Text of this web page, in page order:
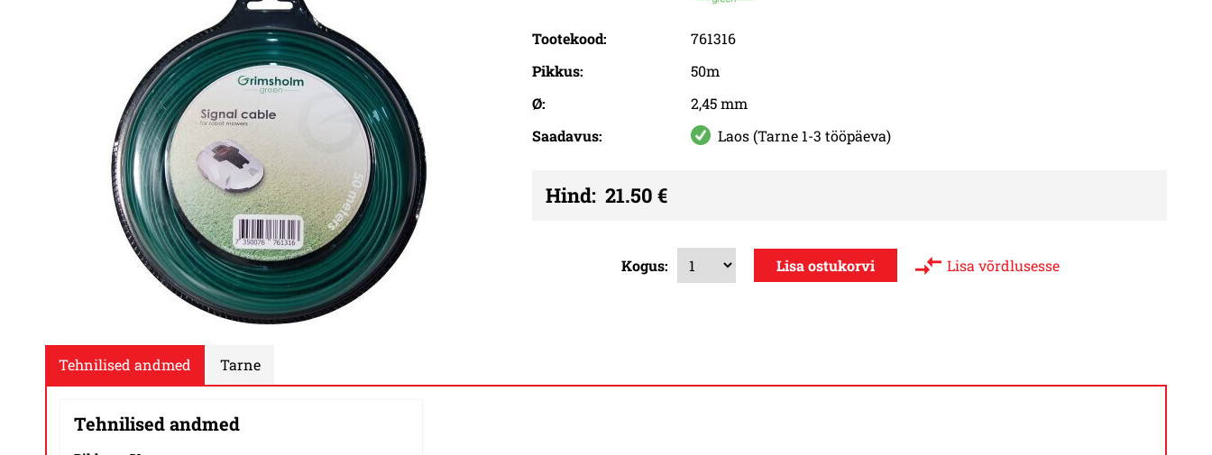
Tootekood:
761316
Pikkus:
50m
Ø:
2,45 mm
Saadavus:
Laos (Tarne 1-3 tööpäeva)
Hind: 21.50 €
Kogus: Lisa võrdlusesse
Tehnilised andmed Tarne
Tehnilised andmed